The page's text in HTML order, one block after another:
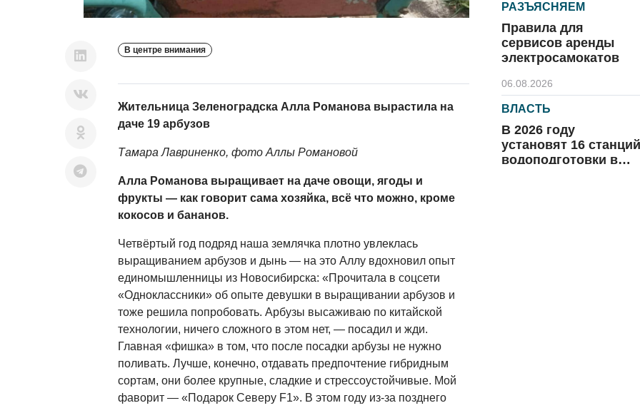
В центре внимания
Жительница Зеленоградска Алла Романова вырастила на
даче 19 арбузов
Тамара Лавриненко, фото Аллы Романовой
Алла Романова выращивает на даче овощи, ягоды и
фрукты — как говорит сама хозяйка, всё что можно, кроме
кокосов и бананов.
Четвёртый год подряд наша землячка плотно увлеклась
выращиванием арбузов и дынь — на это Аллу вдохновил опыт
единомышленницы из Новосибирска: «Прочитала в соцсети
«Одноклассники» об опыте девушки в выращивании арбузов и
тоже решила попробовать. Арбузы высаживаю по китайской
технологии, ничего сложного в этом нет, — посадил и жди.
Главная «фишка» в том, что после посадки арбузы не нужно
поливать. Лучше, конечно, отдавать предпочтение гибридным
сортам, они более крупные, сладкие и стрессоустойчивые. Мой
фаворит — «Подарок Северу F1». В этом году из-за позднего
РАЗЪЯСНЯЕМ
Правила для
сервисов аренды
электросамокатов
06.08.2026
ВЛАСТЬ
В 2026 году
установят 16 станций
водоподготовки в